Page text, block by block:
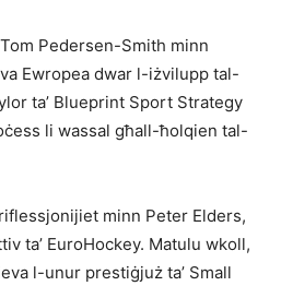
Pedersen-Smith minn
Ewropea dwar l-iżvilupp tal-
ta’ Blueprint Sport Strategy
li wassal għall-ħolqien tal-
minn Peter Elders,
ta’ EuroHockey. Matulu wkoll,
l-unur prestiġjuż ta’ Small